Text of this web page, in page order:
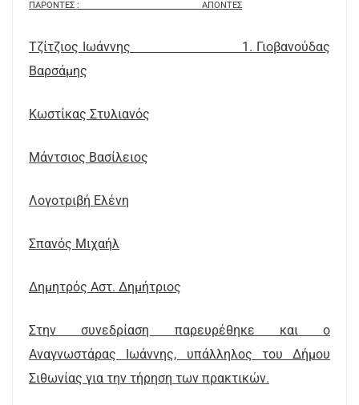
ΠΑΡΟΝΤΕΣ : AΠΟΝTEΣ
Τζίτζιος Ιωάννης 1. Γιοβανούδας
Βαρσάμης
Κωστίκας Στυλιανός
Μάντσιος Βασίλειος
Λογοτριβή Ελένη
Σπανός Μιχαήλ
Δημητρός Αστ. Δημήτριος
Στην συνεδρίαση παρευρέθηκε και ο
Αναγνωστάρας Ιωάννης, υπάλληλος του Δήμου
Σιθωνίας για την τήρηση των πρακτικών.